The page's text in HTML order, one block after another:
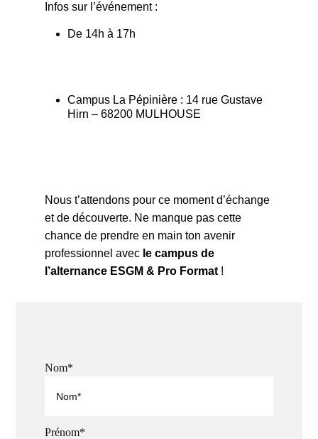
Infos sur l’événement :
De 14h à 17h
Campus La Pépinière : 14 rue Gustave
Hirn – 68200 MULHOUSE
Nous t’attendons pour ce moment d’échange
et de découverte. Ne manque pas cette
chance de prendre en main ton avenir
professionnel avec le campus de
l’alternance ESGM & Pro Format!
Nom*
Prénom*